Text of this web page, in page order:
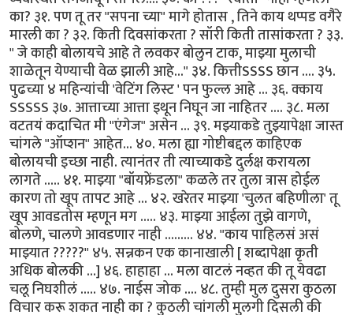
का? ३१. पण तू तर "सपना च्या" मागे होतास , तिने काय थप्पड वगैरे
मारली का ? ३२. किती दिवसांकरता ? सॉरी किती तासांकरता ? ३३.
" जे काही बोलायचे आहे ते लवकर बोलुन टाक, माझ्या मुलाची
शाळेतून येण्याची वेळ झाली आहे..." ३४. कित्तीSSSS छान .... ३५.
पुढच्या ४ महिन्यांची 'वेटिंग लिस्ट ' पन फुल्ल आहे ... ३६. क्काय
SSSSS ३७. आत्ताच्या आत्ता इथून निघून जा नाहितर .... ३८. मला
वटतयं कदाचित मी "एंगेज" असेन ... ३९. मझ्याकडे तुझ्यापेक्षा जास्त
चांगले "ऑप्शन" आहेत... ४०. मला ह्या गोष्टीबद्दल काहिएक
बोलायची इच्छा नाही. त्यानंतर ती त्याच्याकडे दुर्लक्ष करायला
लागते ..... ४१. माझ्या "बॉयफ्रेंडला" कळले तर तुला त्रास होईल
कारण तो खूप तापट आहे ... ४२. खरेतर माझ्या 'चुलत बहिणीला' तू
खूप आवडतोस म्हणून मग ..... ४३. माझ्या आईला तुझे वागणे,
बोलणे, चालणे आवडणार नाही ......... ४४. "काय पाहिलसं असं
माझ्यात ?????" ४५. सन्नकन एक कानाखाली [ शब्दापेक्षा कृती
अधिक बोलकी ...] ४६. हाहाहा ... मला वाटलं नव्हत की तू येवढा
चलू निघशीलं ..... ४७. नाईस जोक .... ४८. तुम्ही मुल दुसरा कुठला
विचार करू शकत नाही का ? कुठली चांगली मुलगी दिसली की